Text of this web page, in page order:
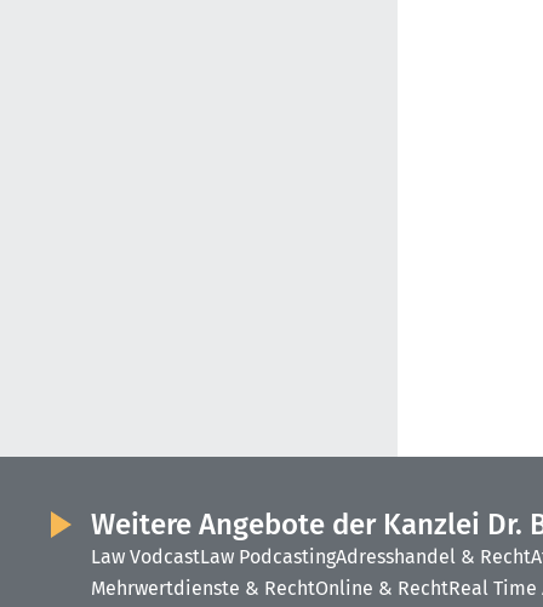
Weitere Angebote der Kanzlei Dr.
Law VodcastLaw PodcastingAdresshandel & Recht
Mehrwertdienste & RechtOnline & RechtReal